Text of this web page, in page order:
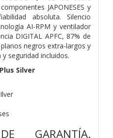
JAPONESES y
absoluta. Silencio
AI-RPM y ventilador
DIGITAL APFC, 87% de
negros extra-largos y
seguridad incluidos.
Silver
GARANTÍA.